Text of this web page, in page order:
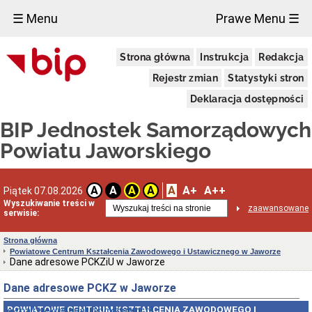
☰ Menu Prawe Menu ☰
Strona główna Instrukcja
Redakcja
Rejestr zmian
Statystyki stron
Deklaracja dostępności
BIP Jednostek Samorządowych
Powiatu Jaworskiego
Piątek 07.08.2026 A A A A A A+ A++
Wyszukiwanie treści w
serwisie:
zaawansowane
Biuletyn
informacji
Publicznej
Wsparcia
"Pod
Zielonym
Dębem"
w
Dane
adresowe
dni
i
godziny
otwarcia
Uchwała
Nr
Strona główna
Powiatowe Centrum Kształcenia Zawodowego i Ustawicznego w Jaworze
Dane adresowe PCKZiU w Jaworze
Dane adresowe PCKZ w Jaworze
POWIATOWE CENTRUM KSZTAŁCENIA ZAWODOWEGO I
×